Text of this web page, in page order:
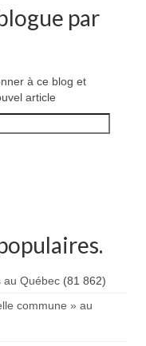
par
à ce blog et
article
au Québec (81 862)
commune » au